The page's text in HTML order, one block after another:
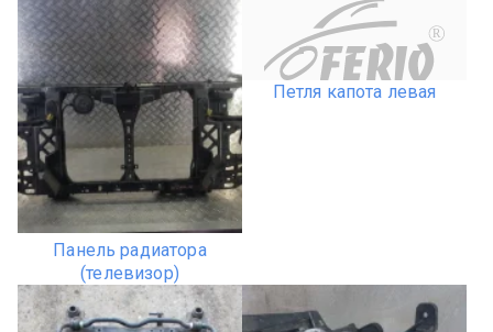
Панель радиатора
(телевизор)
R
Петля капота левая